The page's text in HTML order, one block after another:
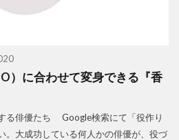
）に合わせて変身できる『香
る俳優たち Google検索にて「役作り
。大成功している何人かの俳優が、役づ